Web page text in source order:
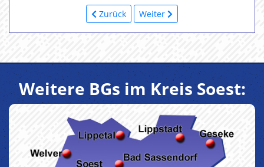
Zurück Weiter
Weitere BGs im Kreis Soest: